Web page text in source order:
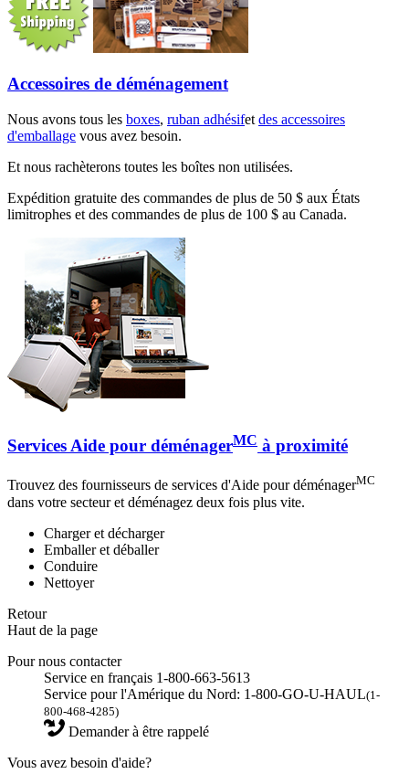
Accessoires de déménagement
Nous avons tous les boxes, ruban adhésifet des accessoires
d'emballage vous avez besoin.
Et nous rachèterons toutes les boîtes non utilisées.
Expédition gratuite des commandes de plus de 50 $ aux États
limitrophes et des commandes de plus de 100 $ au Canada.
Services Aide pour déménagerMC à proximité
Trouvez des fournisseurs de services d'Aide pour déménagerMC
dans votre secteur et déménagez deux fois plus vite.
Charger et décharger
Emballer et déballer
Conduire
Nettoyer
Retour
Haut de la page
Pour nous contacter
Service en français 1-800-663-5613
Service pour l'Amérique du Nord: 1-800-GO-U-HAUL(1-
800-468-4285)
Demander à être rappelé
Vous avez besoin d'aide?